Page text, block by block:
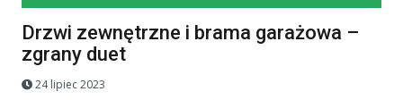
Drzwi zewnętrzne i brama garażowa –
zgrany duet
24 lipiec 2023